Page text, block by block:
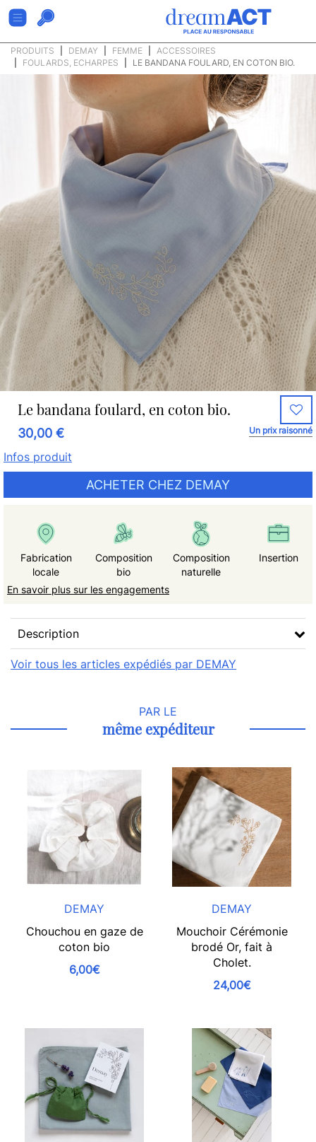
PRODUITS DEMAY FEMME
ACCESSOIRES
FOULARDS, ECHARPES
LE BANDANA FOULARD, EN COTON BIO.
Le bandana foulard, en coton bio.
30,00 € Un prix raisonné
Infos produit
ACHETER CHEZ DEMAY
Fabrication
locale
Composition
bio
Composition
naturelle
Insertion
En savoir plus sur les engagements
Description
Voir tous les articles expédiés par DEMAY
PAR LE
même expéditeur
DEMAY
Chouchou en gaze de
coton bio
6,00€
DEMAY
Mouchoir Cérémonie
brodé Or, fait à
Cholet.
24,00€